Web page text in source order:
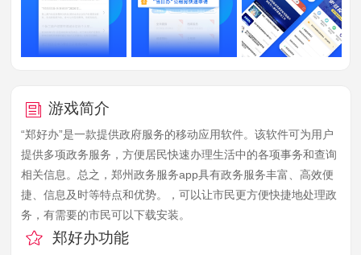
游戏简介
“郑好办”是一款提供政府服务的移动应用软件。该软件可为用户
提供多项政务服务，方便居民快速办理生活中的各项事务和查询
相关信息。总之，郑州政务服务app具有政务服务丰富、高效便
捷、信息及时等特点和优势。，可以让市民更方便快捷地处理政
务，有需要的市民可以下载安装。
郑好办功能